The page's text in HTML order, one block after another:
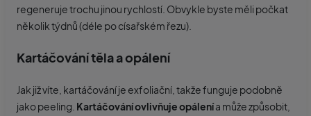
regeneruje trochu jinou rychlostí. Obvykle byste měli počkat
několik týdnů (déle po císařském řezu).
Kartáčování těla a opálení
Jak již víte, kartáčování je exfoliační, takže funguje podobně
jako peeling. Kartáčování ovlivňuje opálenía může způsobit,